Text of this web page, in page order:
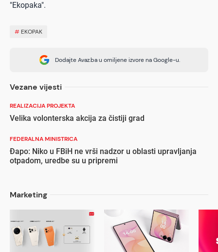
"Ekopaka".
# EKOPAK
Dodajte Avaz.ba u omiljene izvore na Google-u.
Vezane vijesti
REALIZACIJA PROJEKTA
Velika volonterska akcija za čistiji grad
FEDERALNA MINISTRICA
Đapo: Niko u FBiH ne vrši nadzor u oblasti upravljanja
otpadom, uredbe su u pripremi
Marketing